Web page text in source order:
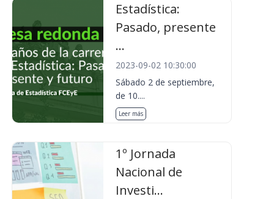
Estadística:
Pasado, presente
...
2023-09-02 10:30:00
Sábado 2 de septiembre,
de 10....
Leer más
1º Jornada
Nacional de
Investi...